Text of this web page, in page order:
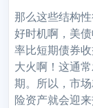
那么这些结构
好时机啊，美
率比短期债券
大火啊！这通
期。所以，市
险资产就会迎